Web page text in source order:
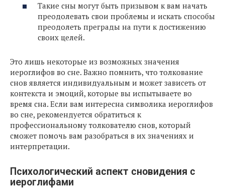
Такие сны могут быть призывом к вам начать
преодолевать свои проблемы и искать способы
преодолеть преграды на пути к достижению
своих целей.
Это лишь некоторые из возможных значения
иероглифов во сне. Важно помнить, что толкование
снов является индивидуальным и может зависеть от
контекста и эмоций, которые вы испытываете во
время сна. Если вам интересна символика иероглифов
во сне, рекомендуется обратиться к
профессиональному толкователю снов, который
сможет помочь вам разобраться в их значениях и
интерпретации.
Психологический аспект сновидения с
иероглифами